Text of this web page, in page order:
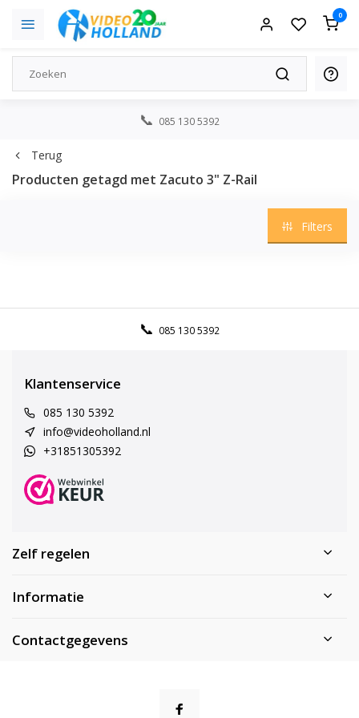
0
085 130 5392
Terug
Producten getagd met Zacuto 3" Z-Rail
Filters
085 130 5392
Klantenservice
085 130 5392
info@videoholland.nl
+31851305392
Zelf regelen
Informatie
Contactgegevens